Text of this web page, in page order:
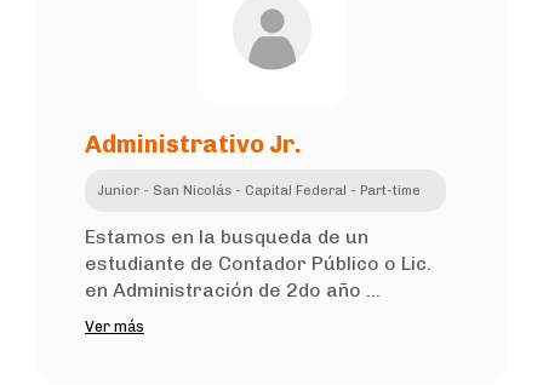
Administrativo Jr.
Junior - San Nicolás - Capital Federal - Part-time
Estamos en la busqueda de un
estudiante de Contador Público o Lic.
en Administración de 2do año ...
Ver más